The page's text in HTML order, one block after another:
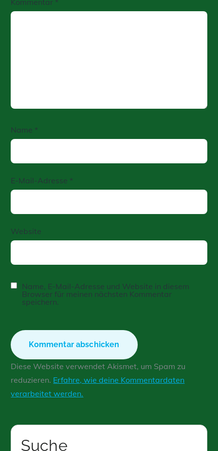
Name *
E-Mail-Adresse *
Website
Name, E-Mail-Adresse und Website in diesem
Browser für meinen nächsten Kommentar
speichern.
Diese Website verwendet Akismet, um Spam zu
reduzieren. Erfahre, wie deine Kommentardaten
verarbeitet werden.
Suche